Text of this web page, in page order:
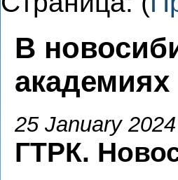
В
25 January 2024
ГТРК.